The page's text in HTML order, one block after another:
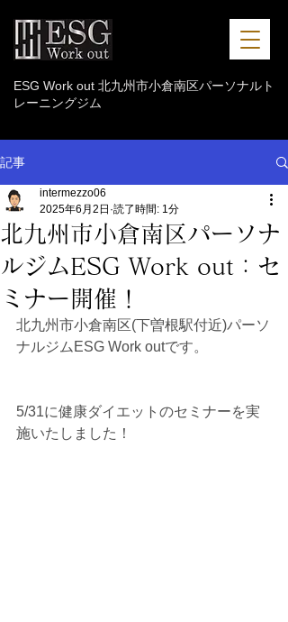
ESG Work out 北九州市小倉南区パーソナルト
レーニングジム
記事
北九州市小倉南区パーソナ
ルジムESG Work out：セ
ミナー開催！
intermezzo06
2025年6月2日 読了時間: 1分
北九州市小倉南区(下曽根駅付近)パーソ
ナルジムESG Work outです。
5/31に健康ダイエットのセミナーを実
施いたしました！